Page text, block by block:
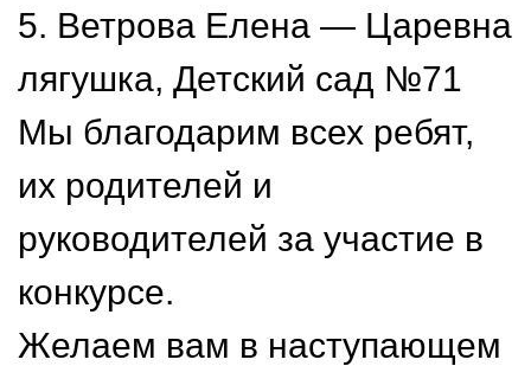
5. Ветрова Елена — Царевна
лягушка, Детский сад №71
Мы благодарим всех ребят,
их родителей и
руководителей за участие в
конкурсе.
Желаем вам в наступающем